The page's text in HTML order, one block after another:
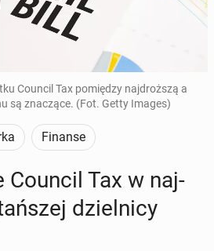
Council Tax pomiędzy najdroższą a
są znaczące. (Fot. Getty Images)
Finanse
Council Tax w naj­
dziel­ni­cy